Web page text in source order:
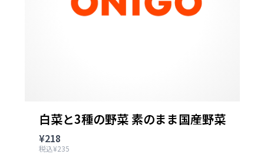
白菜と3種の野菜 素のまま国産野菜
¥218
税込¥235